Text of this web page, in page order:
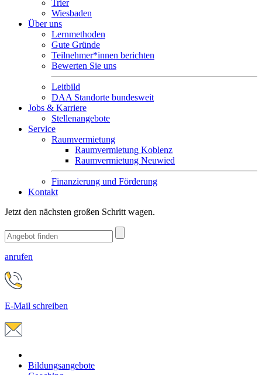
Trier
Wiesbaden
Über uns
Lernmethoden
Gute Gründe
Teilnehmer*innen berichten
Bewerten Sie uns
Leitbild
DAA Standorte bundesweit
Jobs & Karriere
Stellenangebote
Service
Raumvermietung
Raumvermietung Koblenz
Raumvermietung Neuwied
Finanzierung und Förderung
Kontakt
Jetzt den nächsten großen Schritt wagen.
anrufen
E-Mail schreiben
Bildungsangebote